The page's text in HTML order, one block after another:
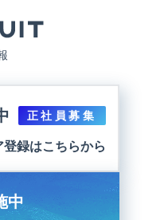
正社員募集
登録はこちらから
中